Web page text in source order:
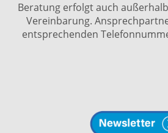
Beratung erfolgt auch
Vereinbarung.
entsprechenden